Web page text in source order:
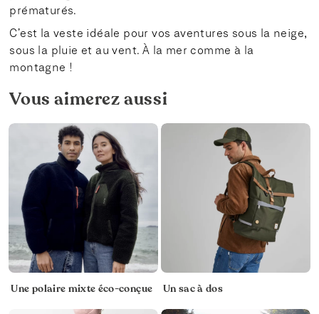
prématurés.
C’est la veste idéale pour vos aventures sous la neige,
sous la pluie et au vent. À la mer comme à la
montagne !
Vous aimerez aussi
Une polaire mixte éco-conçue Un sac à dos